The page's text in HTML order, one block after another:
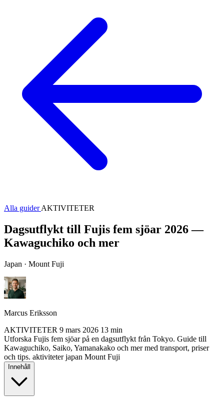
Alla guiderAKTIVITETER
Dagsutflykt till Fujis fem sjöar 2026 —
Kawaguchiko och mer
Japan · Mount Fuji
Marcus Eriksson
AKTIVITETER 9 mars 2026 13 min
Utforska Fujis fem sjöar på en dagsutflykt från Tokyo. Guide till
Kawaguchiko, Saiko, Yamanakako och mer med transport, priser
och tips. aktiviteter japan Mount Fuji
Innehåll